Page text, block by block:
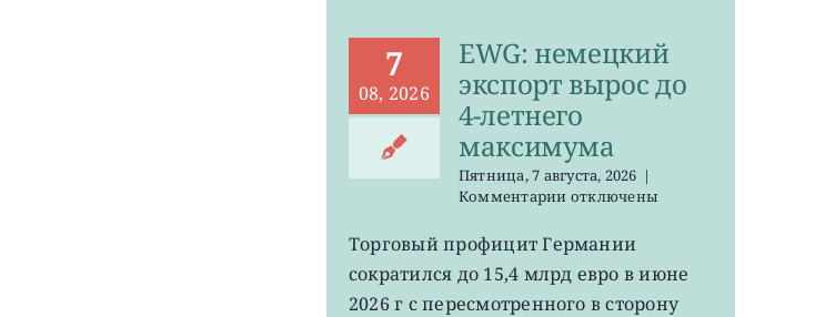
7
08, 2026
EWG: немецкий
экспорт вырос до
4-летнего
максимума
Пятница, 7 августа, 2026 |
Комментариик
EWG:
немецкий
экспорт
вырос
отключены
Торговый профицит Германии
сократился до 15,4 млрд евро в июне
2026 г с пересмотренного в сторону